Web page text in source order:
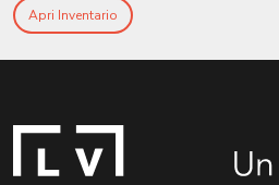
Apri Inventario